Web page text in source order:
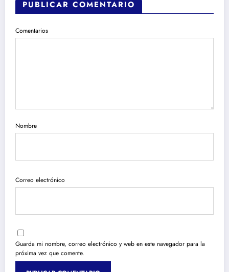
PUBLICAR COMENTARIO
Comentarios
Nombre
Correo electrónico
Guarda mi nombre, correo electrónico y web en este navegador para la
próxima vez que comente.